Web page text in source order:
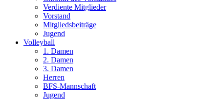
Verdiente Mitglieder
Vorstand
Mitgliedsbeiträge
Jugend
Volleyball
1. Damen
2. Damen
3. Damen
Herren
BFS-Mannschaft
Jugend